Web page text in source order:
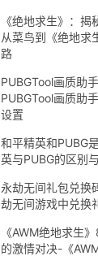
《绝地求生》：
从菜鸟到《绝地求
路
PUBGTool画质助
PUBGTool画质助
设置
和平精英和PUBG
英与PUBG的区别
永劫无间礼包兑换
劫无间游戏中兑换
《AWM绝地求生
的激情对决-《